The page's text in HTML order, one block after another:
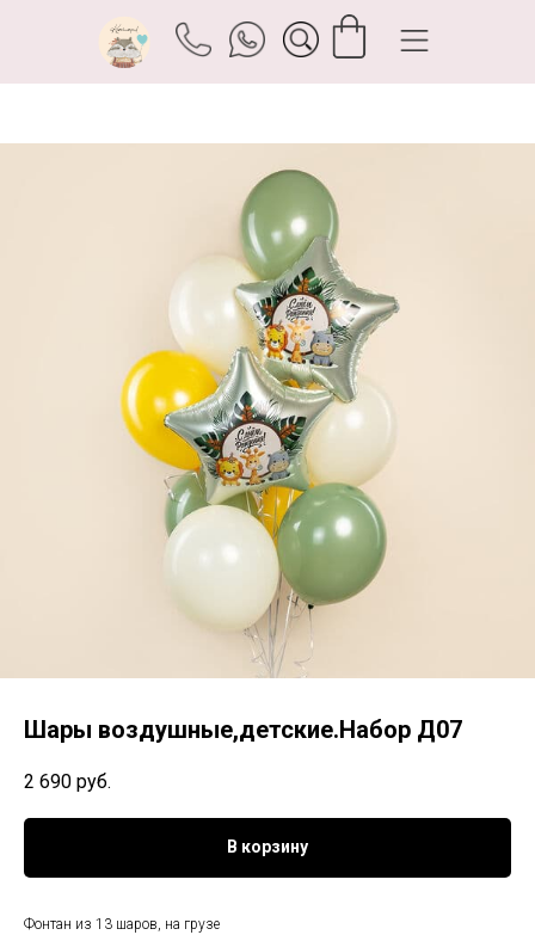
Шары воздушные,детские.Набор Д07
2 690 руб.
В корзину
Фонтан из 13 шаров, на грузе